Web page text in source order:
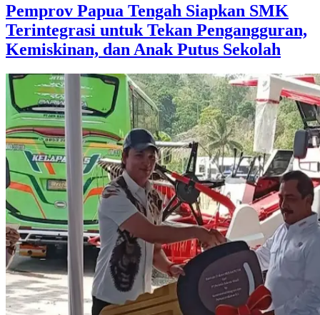
Pemprov Papua Tengah Siapkan SMK
Terintegrasi untuk Tekan Pengangguran,
Kemiskinan, dan Anak Putus Sekolah